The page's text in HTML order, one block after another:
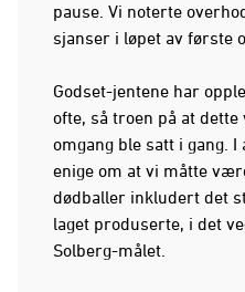
pause. Vi noterte
sjanser i løpet av første
Godset-jentene har
ofte, så troen på at
omgang ble satt i gang.
enige om at vi måtte
dødballer inkludert det
laget produserte, i det
Solberg-målet.